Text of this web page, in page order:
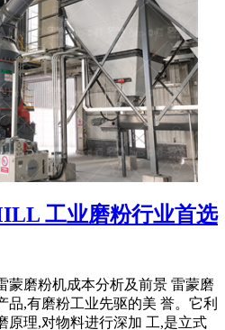
工业磨粉行业首选
蒙磨粉机成本分析及前景 雷蒙磨
品,有磨粉工业先驱的美 誉。它利
原理,对物料进行深加 工,是立式